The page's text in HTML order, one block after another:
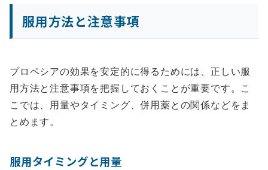
服用方法と注意事項
プロペシアの効果を安定的に得るためには、正しい服
用方法と注意事項を把握しておくことが重要です。こ
こでは、用量やタイミング、併用薬との関係などをま
とめます。
服用タイミングと用量